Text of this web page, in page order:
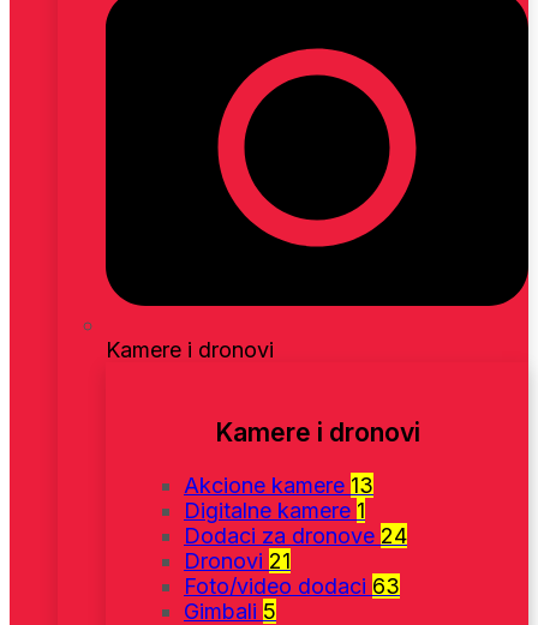
Kamere i dronovi
Kamere i dronovi
Akcione kamere 13
Digitalne kamere 1
Dodaci za dronove 24
Dronovi 21
Foto/video dodaci 63
Gimbali 5